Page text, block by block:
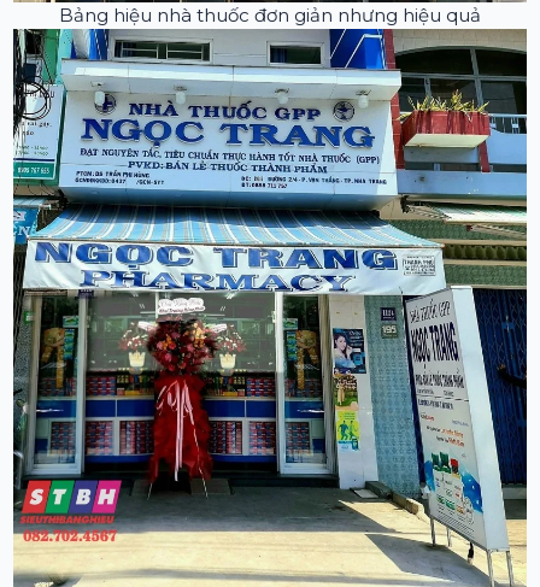
Bảng hiệu nhà thuốc đơn giản nhưng hiệu quả